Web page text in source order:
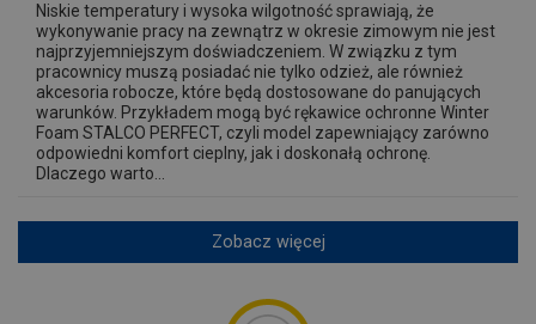
Niskie temperatury i wysoka wilgotność sprawiają, że
wykonywanie pracy na zewnątrz w okresie zimowym nie jest
najprzyjemniejszym doświadczeniem. W związku z tym
pracownicy muszą posiadać nie tylko odzież, ale również
akcesoria robocze, które będą dostosowane do panujących
warunków. Przykładem mogą być rękawice ochronne Winter
Foam STALCO PERFECT, czyli model zapewniający zarówno
odpowiedni komfort cieplny, jak i doskonałą ochronę.
Dlaczego warto...
Zobacz więcej